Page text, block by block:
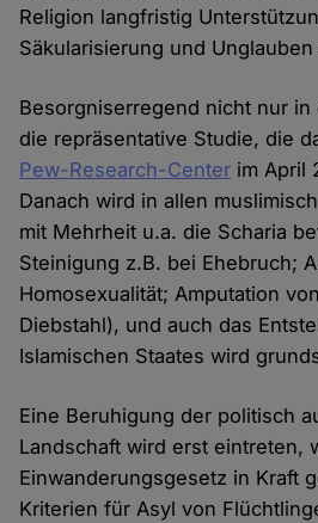
Religion langfristig
Säkularisierung und
Besorgniserregend nicht nur
die repräsentative Studie, die
Pew-Research-Center im April
Danach wird in allen
mit Mehrheit u.a. die Scharia
Steinigung z.B. bei Ehebruch;
Homosexualität; Amputation
Diebstahl), und auch das
Islamischen Staates wird
Eine Beruhigung der politisch
Landschaft wird erst eintreten,
Einwanderungsgesetz in Kraft
Kriterien für Asyl von